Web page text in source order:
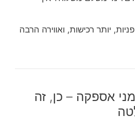
יותר רכישות, ואווירה הרבה
אספקה – כן, זה